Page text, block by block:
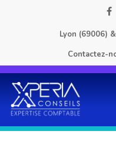
Lyon (69006)
Contactez-